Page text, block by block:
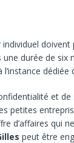
durée de six
dédiée
et
petites
d’affaires qui
peut être